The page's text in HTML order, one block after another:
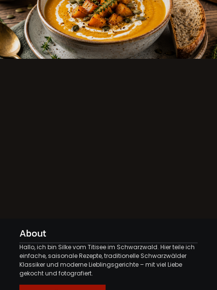
About
Hallo, ich bin Silke vom Titisee im Schwarzwald. Hier teile ich
einfache, saisonale Rezepte, traditionelle Schwarzwälder
Klassiker und moderne Lieblingsgerichte – mit viel Liebe
gekocht und fotografiert.